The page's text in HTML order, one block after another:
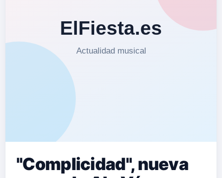
"Complicidad", nueva